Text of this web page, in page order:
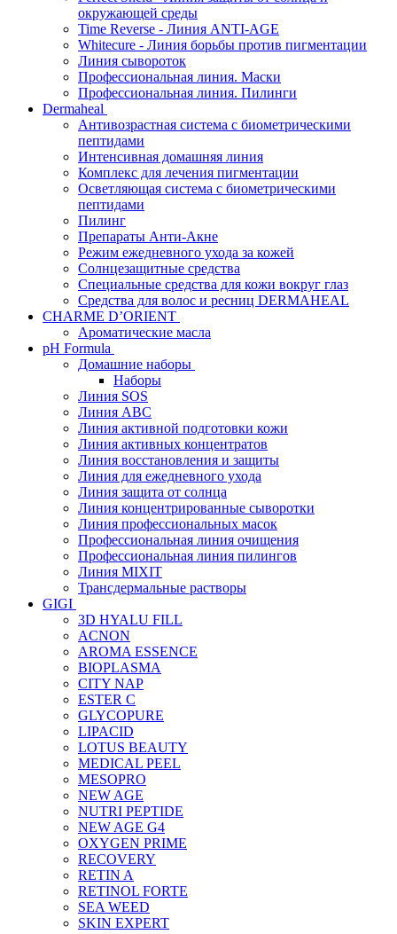
окружающей среды
Time Reverse - Линия ANTI-AGE
Whitecure - Линия борьбы против пигментации
Линия сывороток
Профессиональная линия. Маски
Профессиональная линия. Пилинги
Dermaheal
Антивозрастная система с биометрическими
пептидами
Интенсивная домашняя линия
Комплекс для лечения пигментации
Осветляющая система с биометрическими
пептидами
Пилинг
Препараты Анти-Акне
Режим ежедневного ухода за кожей
Солнцезащитные средства
Специальные средства для кожи вокруг глаз
Средства для волос и ресниц DERMAHEAL
CHARME D’ORIENT
Ароматические масла
pH Formula
Домашние наборы
Наборы
Линия SOS
Линия АВС
Линия активной подготовки кожи
Линия активных концентратов
Линия восстановления и защиты
Линия для ежедневного ухода
Линия защита от солнца
Линия концентрированные сыворотки
Линия профессиональных масок
Профессиональная линия очищения
Профессиональная линия пилингов
Линия MIXIT
Трансдермальные растворы
GIGI
3D HYALU FILL
ACNON
AROMA ESSENCE
BIOPLASMA
CITY NAP
ESTER C
GLYCOPURE
LIPACID
LOTUS BEAUTY
MEDICAL PEEL
MESOPRO
NEW AGE
NUTRI PEPTIDE
NEW AGE G4
OXYGEN PRIME
RECOVERY
RETIN A
RETINOL FORTE
SEA WEED
SKIN EXPERT